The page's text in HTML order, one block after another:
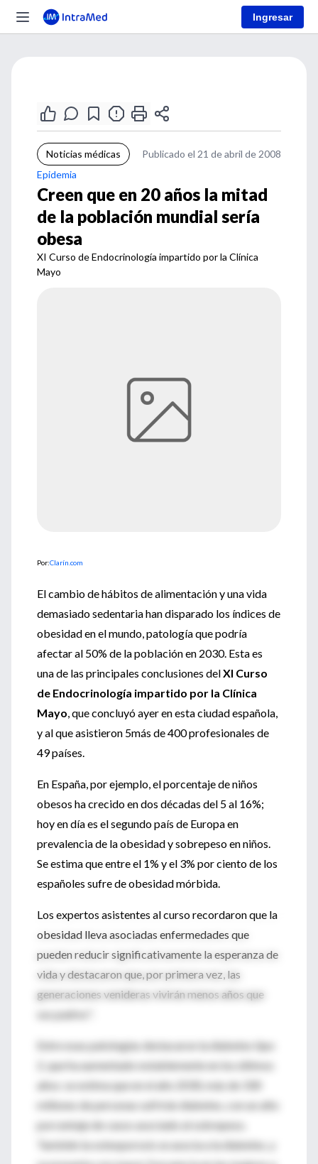
Ingresar
Noticias médicas
Publicado el 21 de abril de 2008
Epidemia
Creen que en 20 años la mitad
de la población mundial sería
obesa
XI Curso de Endocrinología impartido por la Clínica
Mayo
Por:Clarín.com
El cambio de hábitos de alimentación y una vida
demasiado sedentaria han disparado los índices de
obesidad en el mundo, patología que podría
afectar al 50% de la población en 2030. Esta es
una de las principales conclusiones delXI Curso
de Endocrinología impartido por la Clínica
Mayo, que concluyó ayer en esta ciudad española,
y al que asistieron 5más de 400 profesionales de
49 países.
En España, por ejemplo, el porcentaje de niños
obesos ha crecido en dos décadas del 5 al 16%;
hoy en día es el segundo país de Europa en
prevalencia de la obesidad y sobrepeso en niños.
Se estima que entre el 1% y el 3% por ciento de los
españoles sufre de obesidad mórbida.
Los expertos asistentes al curso recordaron que la
obesidad lleva asociadas enfermedades que
pueden reducir significativamente la esperanza de
vida y destacaron que, por primera vez, las
generaciones venideras vivirán menos años que
sus padres".
Entre esas patologías destacaron la diabetes tipo
2, que ha aumentado notablemente en los últimos
años: se estima que en el año 2030, más de 330
millones de personas sufrirán diabetes, con un alto
porcentaje de casos asociado al sobrepeso.
También la osteoporosis se asocia a la diabetes, y